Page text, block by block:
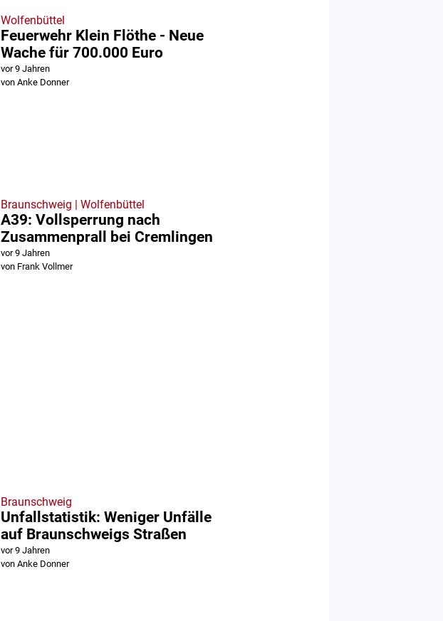
Wolfenbüttel
Feuerwehr Klein Flöthe - Neue
Wache für 700.000 Euro
vor 9 Jahren
von Anke Donner
Braunschweig | Wolfenbüttel
A39: Vollsperrung nach
Zusammenprall bei Cremlingen
vor 9 Jahren
von Frank Vollmer
Braunschweig
Unfallstatistik: Weniger Unfälle
auf Braunschweigs Straßen
vor 9 Jahren
von Anke Donner